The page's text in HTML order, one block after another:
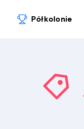
Półkolonie